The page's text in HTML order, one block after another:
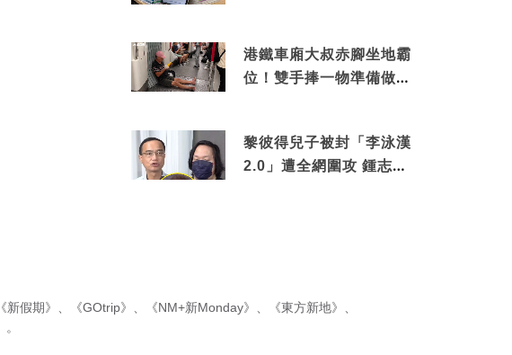
港鐵車廂大叔赤腳坐地霸
位！雙手捧一物準備做出
黎彼得兒子被封「李泳漢
2.0」遭全網圍攻 鍾志光
《新假期》 《GOtrip》 《NM+新Monday》 《東方新地》
。